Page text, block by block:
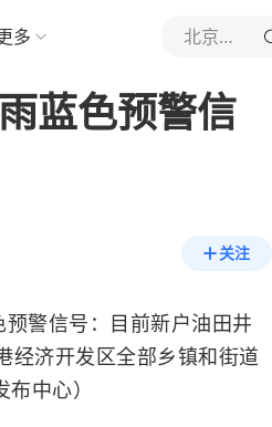
多 北京青年报官网
蓝色预警信
关注
警信号：目前新户油田井
经济开发区全部乡镇和街道
中心）